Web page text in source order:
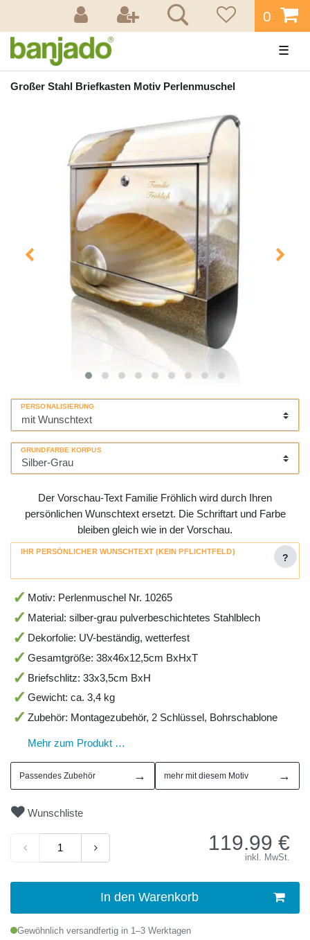
0
☰
Großer Stahl Briefkasten Motiv Perlenmuschel
PERSONALISIERUNG
GRUNDFARBE KORPUS
Der Vorschau-Text Familie Fröhlich wird durch Ihren
persönlichen Wunschtext ersetzt. Die Schriftart und Farbe
bleiben gleich wie in der Vorschau.
IHR PERSÖNLICHER WUNSCHTEXT (KEIN PFLICHTFELD)
?
Motiv: Perlenmuschel Nr. 10265
Material: silber-grau pulverbeschichtetes Stahlblech
Dekorfolie: UV-beständig, wetterfest
Gesamtgröße: 38x46x12,5cm BxHxT
Briefschlitz: 33x3,5cm BxH
Gewicht: ca. 3,4 kg
Zubehör: Montagezubehör, 2 Schlüssel, Bohrschablone
Mehr zum Produkt …
Passendes Zubehör → mehr mit diesem Motiv →
Wunschliste
119.99 €
inkl. MwSt.
In den Warenkorb
Gewöhnlich versandfertig in 1–3 Werktagen